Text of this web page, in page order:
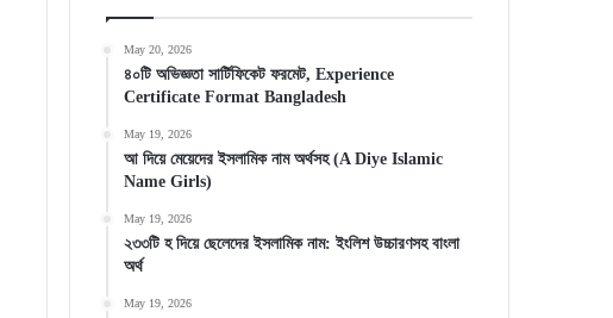
May 20, 2026
৪০টি অভিজ্ঞতা সার্টিফিকেট ফরমেট, Experience
Certificate Format Bangladesh
May 19, 2026
আ দিয়ে মেয়েদের ইসলামিক নাম অর্থসহ (A Diye Islamic
Name Girls)
May 19, 2026
২৩৩টি হ দিয়ে ছেলেদের ইসলামিক নাম: ইংলিশ উচ্চারণসহ বাংলা
অর্থ
May 19, 2026